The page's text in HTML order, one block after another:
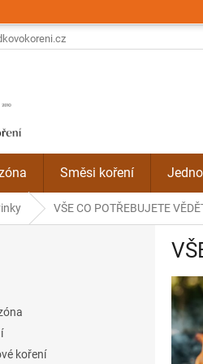
Směsi koření
VŠE CO POTŘEBUJETE
koření